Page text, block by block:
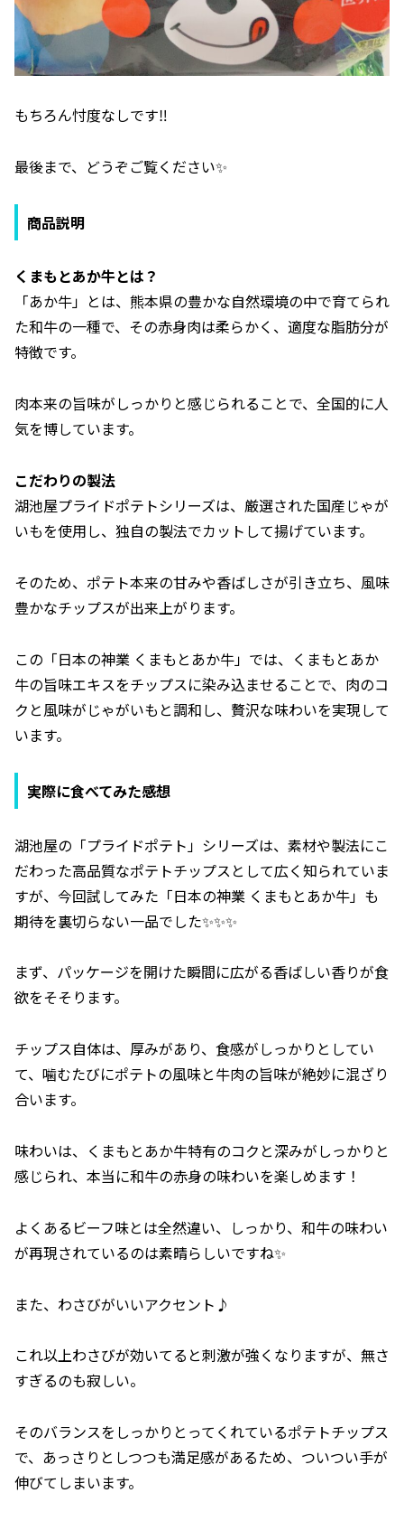
もちろん忖度なしです‼️
最後まで、どうぞご覧ください✨
商品説明
くまもとあか牛とは？
「あか牛」とは、熊本県の豊かな自然環境の中で育てられ
た和牛の一種で、その赤身肉は柔らかく、適度な脂肪分が
特徴です。
肉本来の旨味がしっかりと感じられることで、全国的に人
気を博しています。
こだわりの製法
湖池屋プライドポテトシリーズは、厳選された国産じゃが
いもを使用し、独自の製法でカットして揚げています。
そのため、ポテト本来の甘みや香ばしさが引き立ち、風味
豊かなチップスが出来上がります。
この「日本の神業 くまもとあか牛」では、くまもとあか
牛の旨味エキスをチップスに染み込ませることで、肉のコ
クと風味がじゃがいもと調和し、贅沢な味わいを実現して
います。
実際に食べてみた感想
湖池屋の「プライドポテト」シリーズは、素材や製法にこ
だわった高品質なポテトチップスとして広く知られていま
すが、今回試してみた「日本の神業 くまもとあか牛」も
期待を裏切らない一品でした✨✨✨
まず、パッケージを開けた瞬間に広がる香ばしい香りが食
欲をそそります。
チップス自体は、厚みがあり、食感がしっかりとしてい
て、噛むたびにポテトの風味と牛肉の旨味が絶妙に混ざり
合います。
味わいは、くまもとあか牛特有のコクと深みがしっかりと
感じられ、本当に和牛の赤身の味わいを楽しめます！
よくあるビーフ味とは全然違い、しっかり、和牛の味わい
が再現されているのは素晴らしいですね✨
また、わさびがいいアクセント♪
これ以上わさびが効いてると刺激が強くなりますが、無さ
すぎるのも寂しい。
そのバランスをしっかりとってくれているポテトチップス
で、あっさりとしつつも満足感があるため、ついつい手が
伸びてしまいます。